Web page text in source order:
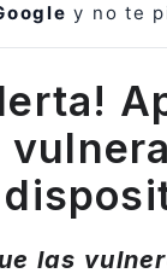
y no te
las